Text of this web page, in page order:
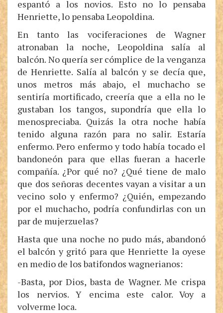
espantó a los novios. Esto no lo pensaba
Henriette, lo pensaba Leopoldina.
En tanto las vociferaciones de Wagner
atronaban la noche, Leopoldina salía al
balcón. No quería ser cómplice de la venganza
de Henriette. Salía al balcón y se decía que,
unos metros más abajo, el muchacho se
sentiría mortificado, creería que a ella no le
gustaban los tangos, supondría que ella lo
menospreciaba. Quizás la otra noche había
tenido alguna razón para no salir. Estaría
enfermo. Pero enfermo y todo había tocado el
bandoneón para que ellas fueran a hacerle
compañía. ¿Por qué no? ¿Qué tiene de malo
que dos señoras decentes vayan a visitar a un
vecino solo y enfermo? ¿Quién, empezando
por el muchacho, podría confundirlas con un
par de mujerzuelas?
Hasta que una noche no pudo más, abandonó
el balcón y gritó para que Henriette la oyese
en medio de los batifondos wagnerianos:
-Basta, por Dios, basta de Wagner. Me crispa
los nervios. Y encima este calor. Voy a
volverme loca.